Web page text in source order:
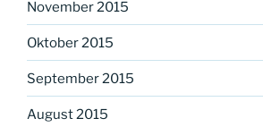
November 2015
Oktober 2015
September 2015
August 2015